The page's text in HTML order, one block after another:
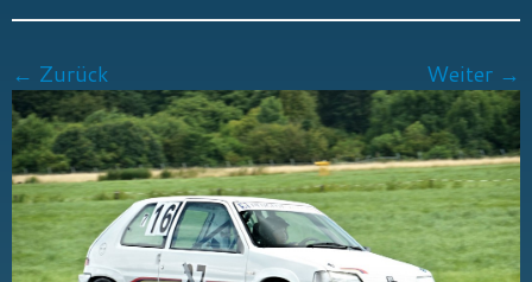
← Zurück Weiter →